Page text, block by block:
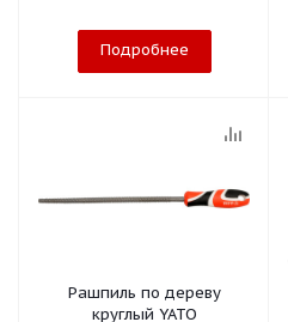
Подробнее
Рашпиль по дереву
круглый YATO